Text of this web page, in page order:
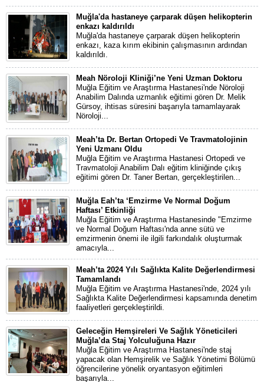
Muğla'da hastaneye çarparak düşen helikopterin
enkazı kaldırıldı
Muğla'da hastaneye çarparak düşen helikopterin
enkazı, kaza kırım ekibinin çalışmasının ardından
kaldırıldı.
Meah Nöroloji Kliniği’ne Yeni Uzman Doktoru
Muğla Eğitim ve Araştırma Hastanesi'nde Nöroloji
Anabilim Dalında uzmanlık eğitimi gören Dr. Melik
Gürsoy, ihtisas süresini başarıyla tamamlayarak
Nöroloji...
Meah’ta Dr. Bertan Ortopedi Ve Travmatolojinin
Yeni Uzmanı Oldu
Muğla Eğitim ve Araştırma Hastanesi Ortopedi ve
Travmatoloji Anabilim Dalı eğitim kliniğinde çıkış
eğitimi gören Dr. Taner Bertan, gerçekleştirilen...
Muğla Eah’ta ‘Emzirme Ve Normal Doğum
Haftası’ Etkinliği
Muğla Eğitim ve Araştırma Hastanesinde "Emzirme
ve Normal Doğum Haftası'nda anne sütü ve
emzirmenin önemi ile ilgili farkındalık oluşturmak
amacıyla...
Meah’ta 2024 Yılı Sağlıkta Kalite Değerlendirmesi
Tamamlandı
Muğla Eğitim ve Araştırma Hastanesi'nde, 2024 yılı
Sağlıkta Kalite Değerlendirmesi kapsamında denetim
faaliyetleri gerçekleştirildi.
Geleceğin Hemşireleri Ve Sağlık Yöneticileri
Muğla’da Staj Yolculuğuna Hazır
Muğla Eğitim ve Araştırma Hastanesi'nde staj
yapacak olan Hemşirelik ve Sağlık Yönetimi Bölümü
öğrencilerine yönelik oryantasyon eğitimleri
başarıyla...